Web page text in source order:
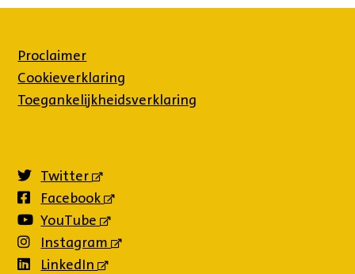
Proclaimer
Cookieverklaring
Toegankelijkheidsverklaring
Twitter
(externe
link)
Facebook
(externe
YouTube
(externe
link)
Instagram
(externe
LinkedIn
(externe